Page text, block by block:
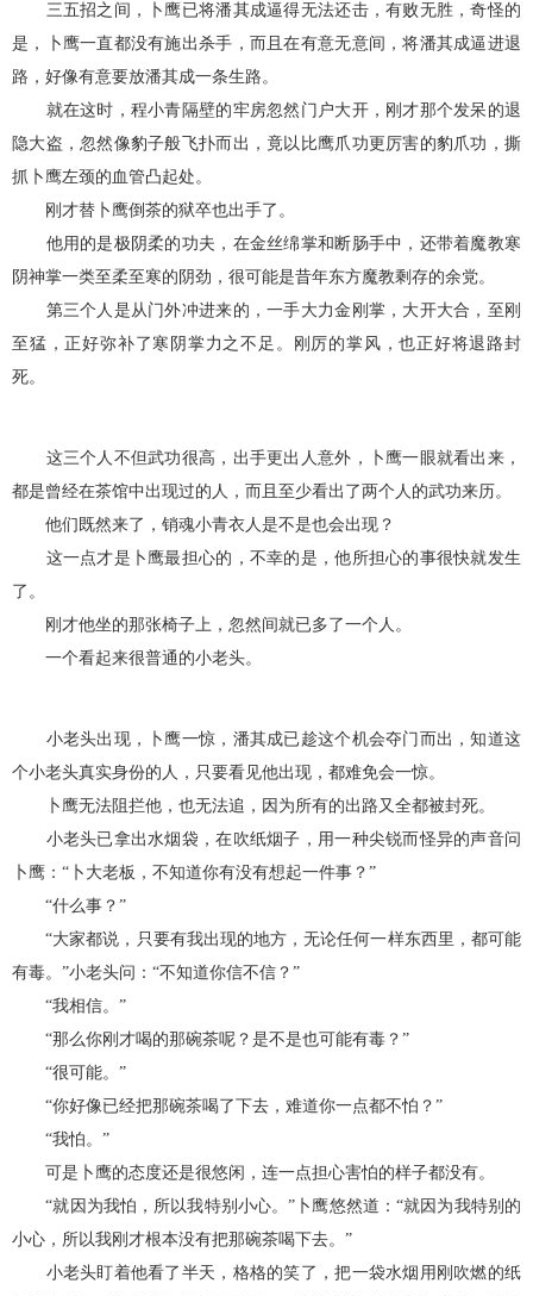
三五招之间，卜鹰已将潘其成逼得无法还击，有败无胜，奇怪的
是，卜鹰一直都没有施出杀手，而且在有意无意间，将潘其成逼进退
路，好像有意要放潘其成一条生路。
就在这时，程小青隔壁的牢房忽然门户大开，刚才那个发呆的退
隐大盗，忽然像豹子般飞扑而出，竟以比鹰爪功更厉害的豹爪功，撕
抓卜鹰左颈的血管凸起处。
刚才替卜鹰倒茶的狱卒也出手了。
他用的是极阴柔的功夫，在金丝绵掌和断肠手中，还带着魔教寒
阴神掌一类至柔至寒的阴劲，很可能是昔年东方魔教剩存的余党。
第三个人是从门外冲进来的，一手大力金刚掌，大开大合，至刚
至猛，正好弥补了寒阴掌力之不足。刚厉的掌风，也正好将退路封
死。
这三个人不但武功很高，出手更出人意外，卜鹰一眼就看出来，
都是曾经在茶馆中出现过的人，而且至少看出了两个人的武功来历。
他们既然来了，销魂小青衣人是不是也会出现？
这一点才是卜鹰最担心的，不幸的是，他所担心的事很快就发生
了。
刚才他坐的那张椅子上，忽然间就已多了一个人。
一个看起来很普通的小老头。
小老头出现，卜鹰一惊，潘其成已趁这个机会夺门而出，知道这
个小老头真实身份的人，只要看见他出现，都难免会一惊。
卜鹰无法阻拦他，也无法追，因为所有的出路又全都被封死。
小老头已拿出水烟袋，在吹纸烟子，用一种尖锐而怪异的声音问
卜鹰：“卜大老板，不知道你有没有想起一件事？”
“什么事？”
“大家都说，只要有我出现的地方，无论任何一样东西里，都可能
有毒。”小老头问：“不知道你信不信？”
“我相信。”
“那么你刚才喝的那碗茶呢？是不是也可能有毒？”
“很可能。”
“你好像已经把那碗茶喝了下去，难道你一点都不怕？”
“我怕。”
可是卜鹰的态度还是很悠闲，连一点担心害怕的样子都没有。
“就因为我怕，所以我特别小心。”卜鹰悠然道：“就因为我特别的
小心，所以我刚才根本没有把那碗茶喝下去。”
小老头盯着他看了半天，格格的笑了，把一袋水烟用刚吹燃的纸